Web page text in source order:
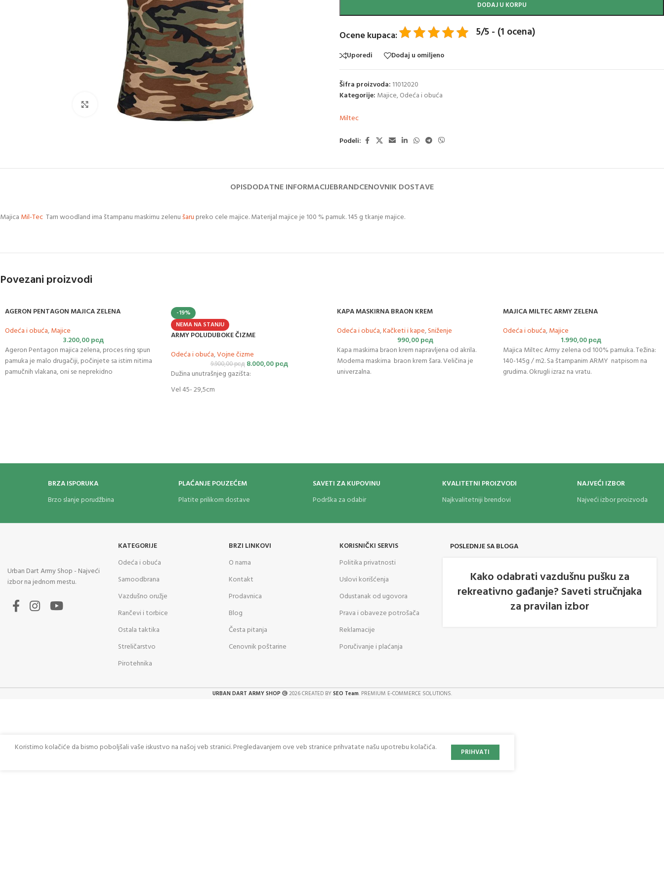
Klikni za uvećanje slike
DODAJ U KORPU
Ocene kupaca: 5/5 - (1 ocena)
Uporedi Dodaj u omiljeno
Šifra proizvoda: 11012020
Kategorije: Majice,Odeća i obuća
Miltec
Podeli:
OPISDODATNE INFORMACIJEBRANDCENOVNIK DOSTAVE
Majica Mil-Tec Tarn woodland ima štampanu maskirnu zelenušaru preko cele majice. Materijal majice je 100 % pamuk. 145 g tkanje majice.
Povezani proizvodi
AGERON PENTAGON MAJICA ZELENA
Odeća i obuća,Majice
3.200,00рсд
Ageron Pentagon majica zelena, proces ring spun
pamuka je malo drugačiji, počinjete sa istim nitima
pamučnih vlakana, oni se neprekidno
-19%
NEMA NA STANJU
ARMY POLUDUBOKE ČIZME
Odeća i obuća,Vojne čizme
9.900,00рсд 8.000,00рсд
Dužina unutrašnjeg gazišta:
Vel 45- 29,5cm
KAPA MASKIRNA BRAON KREM
Odeća i obuća,Kačketi i kape,Sniženje
990,00рсд
Kapa maskirna braon krem napravljena od akrila.
Moderna maskirna braon krem šara. Veličina je
univerzalna.
MAJICA MILTEC ARMY ZELENA
Odeća i obuća,Majice
1.990,00рсд
Majica Miltec Army zelena od 100% pamuka. Težina:
140-145g / m2. Sa štampanim ARMY natpisom na
grudima. Okrugli izraz na vratu.
BRZA ISPORUKA
Brzo slanje porudžbina
PLAĆANJE POUZEĆEM
Platite prilikom dostave
SAVETI ZA KUPOVINU
Podrška za odabir
KVALITETNI PROIZVODI
Najkvalitetniji brendovi
NAJVEĆI IZBOR
Najveći izbor proizvoda
Urban Dart Army Shop - Najveći
izbor na jednom mestu.
KATEGORIJE
Odeća i obuća
Samoodbrana
Vazdušno oružje
Rančevi i torbice
Ostala taktika
Streličarstvo
Pirotehnika
BRZI LINKOVI
O nama
Kontakt
Prodavnica
Blog
Česta pitanja
Cenovnik poštarine
KORISNIČKI SERVIS
Politika privatnosti
Uslovi korišćenja
Odustanak od ugovora
Prava i obaveze potrošača
Reklamacije
Poručivanje i plaćanja
POSLEDNJE SA BLOGA
Kako odabrati vazdušnu pušku za
rekreativno gađanje? Saveti stručnjaka
za pravilan izbor
URBAN DART ARMY SHOP 2026 CREATED BYSEO Team. PREMIUM E-COMMERCE SOLUTIONS.
Koristimo kolačiće da bismo poboljšali vaše iskustvo na našoj veb stranici. Pregledavanjem ove veb stranice prihvatate našu upotrebu kolačića. PRIHVATI